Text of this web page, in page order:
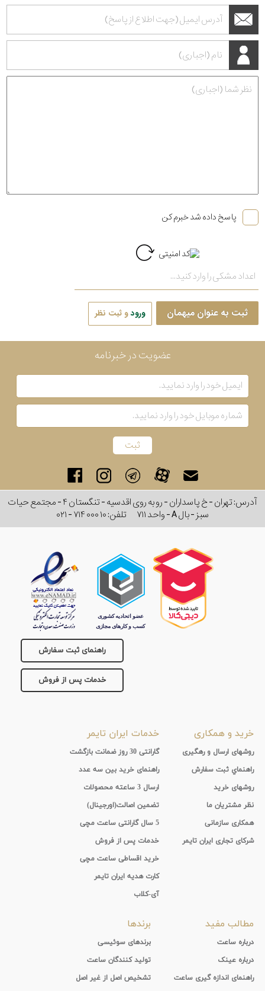
پاسخ داده شد خبرم کن
ثبت به عنوان میهمان ورودو ثبت نظر
عضویت در خبرنامه
آدرس: تهران - خ پاسداران - رو به روی اقدسیه - تنگستان ۴ - مجتمع حیات
سبز - بال A - واحد ۷۱۱
تلفن:۰۲۱ - ۷۱۴ ۰۰۰ ۱۰
راهنمای ثبت سفارش
خدمات پس از فروش
خرید و همکاری
روشهای ارسال و رهگیری
راهنماي ثبت سفارش
روشهای خرید
نظر مشتریان ما
همکاری سازمانی
شرکای تجاری ایران تایمر
خدمات ایران تایمر
گارانتی 30 روز ضمانت بازگشت
راهنمای خرید بین سه عدد
ارسال 3 ساعته محصولات
تضمین اصالت(اورجینال)
5 سال گارانتی ساعت مچی
خدمات پس از فروش
خرید اقساطی ساعت مچی
کارت هدیه ایران تایمر
آی-کلاب
مطالب مفید
درباره ساعت
درباره عینک
راهنمای اندازه گیری ساعت
برندها
برندهای سوئیسی
تولید کنندگان ساعت
تشخیص اصل از غیر اصل